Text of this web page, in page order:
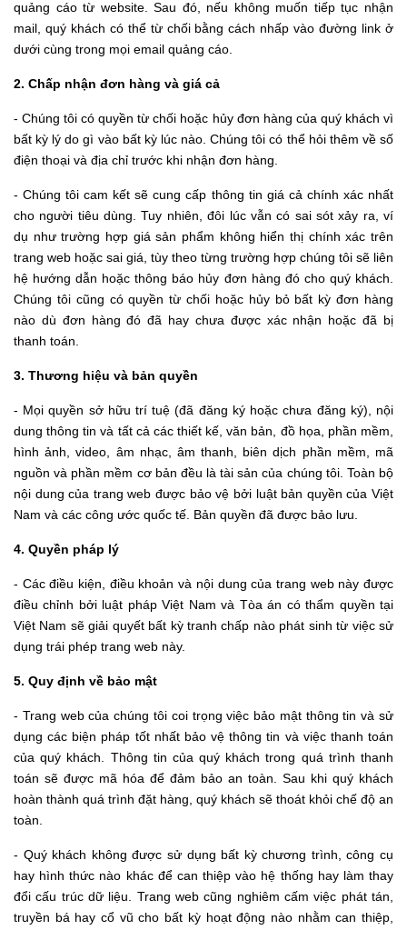
quảng cáo từ website. Sau đó, nếu không muốn tiếp tục nhận
mail, quý khách có thể từ chối bằng cách nhấp vào đường link ở
dưới cùng trong mọi email quảng cáo.
2. Chấp nhận đơn hàng và giá cả
- Chúng tôi có quyền từ chối hoặc hủy đơn hàng của quý khách vì
bất kỳ lý do gì vào bất kỳ lúc nào. Chúng tôi có thể hỏi thêm về số
điện thoại và địa chỉ trước khi nhận đơn hàng.
- Chúng tôi cam kết sẽ cung cấp thông tin giá cả chính xác nhất
cho người tiêu dùng. Tuy nhiên, đôi lúc vẫn có sai sót xảy ra, ví
dụ như trường hợp giá sản phẩm không hiển thị chính xác trên
trang web hoặc sai giá, tùy theo từng trường hợp chúng tôi sẽ liên
hệ hướng dẫn hoặc thông báo hủy đơn hàng đó cho quý khách.
Chúng tôi cũng có quyền từ chối hoặc hủy bỏ bất kỳ đơn hàng
nào dù đơn hàng đó đã hay chưa được xác nhận hoặc đã bị
thanh toán.
3. Thương hiệu và bản quyền
- Mọi quyền sở hữu trí tuệ (đã đăng ký hoặc chưa đăng ký), nội
dung thông tin và tất cả các thiết kế, văn bản, đồ họa, phần mềm,
hình ảnh, video, âm nhạc, âm thanh, biên dịch phần mềm, mã
nguồn và phần mềm cơ bản đều là tài sản của chúng tôi. Toàn bộ
nội dung của trang web được bảo vệ bởi luật bản quyền của Việt
Nam và các công ước quốc tế. Bản quyền đã được bảo lưu.
4. Quyền pháp lý
- Các điều kiện, điều khoản và nội dung của trang web này được
điều chỉnh bởi luật pháp Việt Nam và Tòa án có thẩm quyền tại
Việt Nam sẽ giải quyết bất kỳ tranh chấp nào phát sinh từ việc sử
dụng trái phép trang web này.
5. Quy định về bảo mật
- Trang web của chúng tôi coi trọng việc bảo mật thông tin và sử
dụng các biện pháp tốt nhất bảo vệ thông tin và việc thanh toán
của quý khách. Thông tin của quý khách trong quá trình thanh
toán sẽ được mã hóa để đảm bảo an toàn. Sau khi quý khách
hoàn thành quá trình đặt hàng, quý khách sẽ thoát khỏi chế độ an
toàn.
- Quý khách không được sử dụng bất kỳ chương trình, công cụ
hay hình thức nào khác để can thiệp vào hệ thống hay làm thay
đổi cấu trúc dữ liệu. Trang web cũng nghiêm cấm việc phát tán,
truyền bá hay cổ vũ cho bất kỳ hoạt động nào nhằm can thiệp,